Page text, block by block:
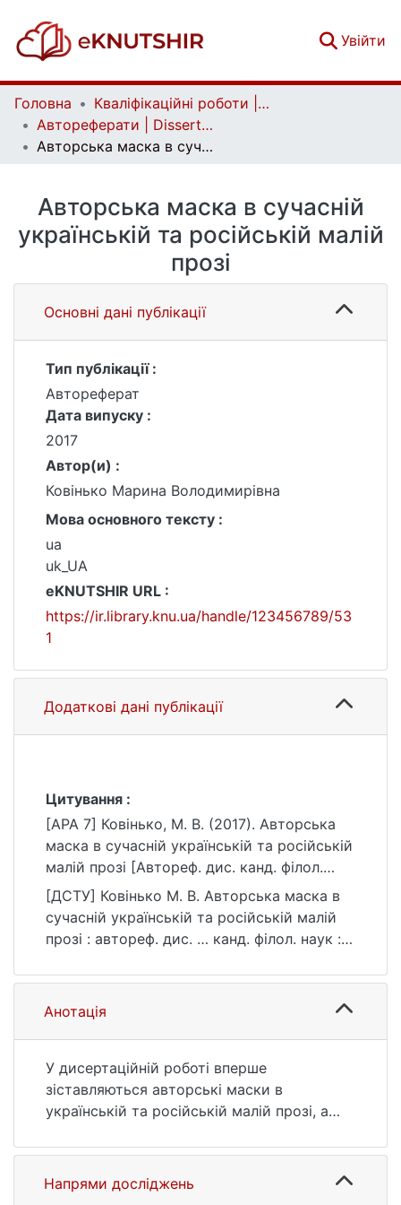
Увійти
Головна
Кваліфікаційні роботи | Qualifying works
Автореферати | Dissertation abstract
Авторська маска в сучасній українській та російській малій прозі
Авторська маска в сучасній
українській та російській малій
прозі
Основні дані публікації
Тип публікації :
Автореферат
Дата випуску :
2017
Автор(и) :
Ковінько Марина Володимирівна
Мова основного тексту :
ua
uk_UA
eKNUTSHIR URL :
https://ir.library.knu.ua/handle/123456789/53
1
Додаткові дані публікації
Цитування :
[APA 7] Ковінько, М. В. (2017). Авторська
маска в сучасній українській та російській
малій прозі [Автореф. дис. канд. філол.
наук, Київський національний університет
імені Тараса Шевченка]. eKNUTSHIR.
https://ir.library.knu.ua/handle/123456789/53
[ДСТУ] Ковінько М. В. Авторська маска в
сучасній українській та російській малій
прозі : автореф. дис. … канд. філол. наук :
https://ir.library.knu.ua/handle/123456789/53
1 (дата звернення: 25.07.2026).
Анотація
У дисертаційній роботі вперше
зіставляються авторські маски в
українській та російській малій прозі, а
маски автора і її основні типи. У ході
дослідження виводиться дефініція, згідно з
якою авторська маска – це обрана
Напрями досліджень